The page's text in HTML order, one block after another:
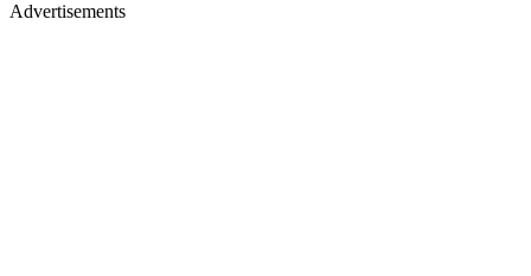
Advertisements